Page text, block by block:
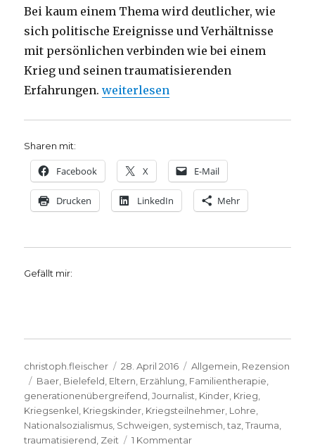
Bei kaum einem Thema wird deutlicher, wie
sich politische Ereignisse und Verhältnisse
mit persönlichen verbinden wie bei einem
Krieg und seinen traumatisierenden
Erfahrungen.„Das Trauma wird weitergereicht,
weiterlesen
Sharen mit:
Facebook X E-Mail
Drucken LinkedIn Mehr
Gefällt mir:
Autor
christoph.fleischer
Veröffentlicht
am
28. April 2016 Kategorien
Allgemein Rezension
Schlagwörter
Baer Bielefeld Eltern Erzählung Familientherapie
generationenübergreifend ,Journalist Kinder Krieg
Kriegsenkel Kriegskinder Kriegsteilnehmer Lohre
Nationalsozialismus Schweigen systemisch ,taz ,Trauma
traumatisierend Zeit 1 Kommentarzu